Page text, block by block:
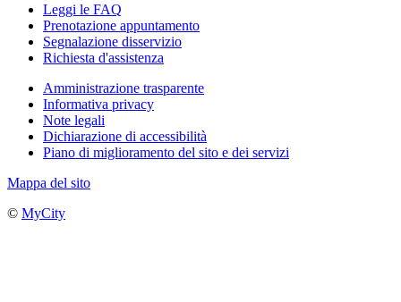
Leggi le FAQ
Prenotazione appuntamento
Segnalazione disservizio
Richiesta d'assistenza
Amministrazione trasparente
Informativa privacy
Note legali
Dichiarazione di accessibilità
Piano di miglioramento del sito e dei servizi
Mappa del sito
© MyCity